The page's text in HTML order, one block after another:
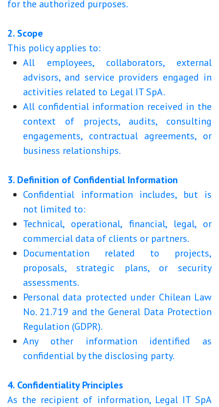
for the authorized purposes.
2. Scope
This policy applies to:
All employees, collaborators, external
advisors, and service providers engaged in
activities related to Legal IT SpA.
All confidential information received in the
context of projects, audits, consulting
engagements, contractual agreements, or
business relationships.
3. Definition of Confidential Information
Confidential information includes, but is
not limited to:
Technical, operational, financial, legal, or
commercial data of clients or partners.
Documentation related to projects,
proposals, strategic plans, or security
assessments.
Personal data protected under Chilean Law
No. 21.719 and the General Data Protection
Regulation (GDPR).
Any other information identified as
confidential by the disclosing party.
4. Confidentiality Principles
As the recipient of information, Legal IT SpA